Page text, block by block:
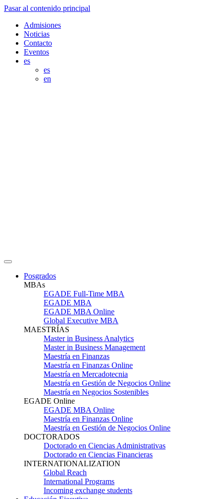
Pasar al contenido principal
Admisiones
Noticias
Contacto
Eventos
es
es
en
Posgrados
MBAs
EGADE Full-Time MBA
EGADE MBA
EGADE MBA Online
Global Executive MBA
MAESTRÍAS
Master in Business Analytics
Master in Business Management
Maestría en Finanzas
Maestría en Finanzas Online
Maestría en Mercadotecnia
Maestría en Gestión de Negocios Online
Maestría en Negocios Sostenibles
EGADE Online
EGADE MBA Online
Maestría en Finanzas Online
Maestría en Gestión de Negocios Online
DOCTORADOS
Doctorado en Ciencias Administrativas
Doctorado en Ciencias Financieras
INTERNATIONALIZATION
Global Reach
International Programs
Incoming exchange students